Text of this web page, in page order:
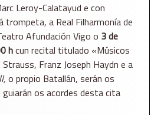
Leroy-Calatayud e con
trompeta, a Real Filharmonía de
Afundación Vigo o 3 de
hcun recital titulado «Músicos
Franz Joseph Haydn e a
o propio Batallán, serán os
os acordes desta cita